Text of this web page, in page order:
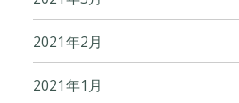
2021年2月
2021年1月